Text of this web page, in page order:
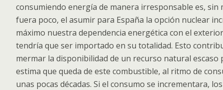
consumiendo energía de manera irresponsable es, sin
fuera poco, el asumir para España la opción nuclear
máximo nuestra dependencia energética con el
tendría que ser importado en su totalidad. Esto
mermar la disponibilidad de un recurso natural escaso
estima que queda de este combustible, al ritmo de
unas pocas décadas. Si el consumo se incrementara,